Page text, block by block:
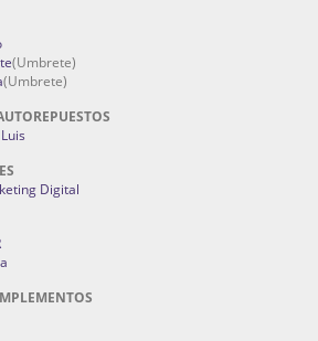
(Umbrete)
(Umbrete)
Digital